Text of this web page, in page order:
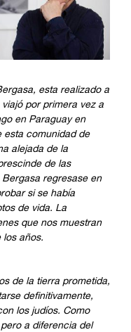
esta realizado a
por primera vez a
en Paraguay en
esta comunidad de
alejada de la
de las
regresase en
si se había
de vida. La
que nos muestran
los años.
de la tierra prometida,
definitivamente,
los judíos. Como
a diferencia del